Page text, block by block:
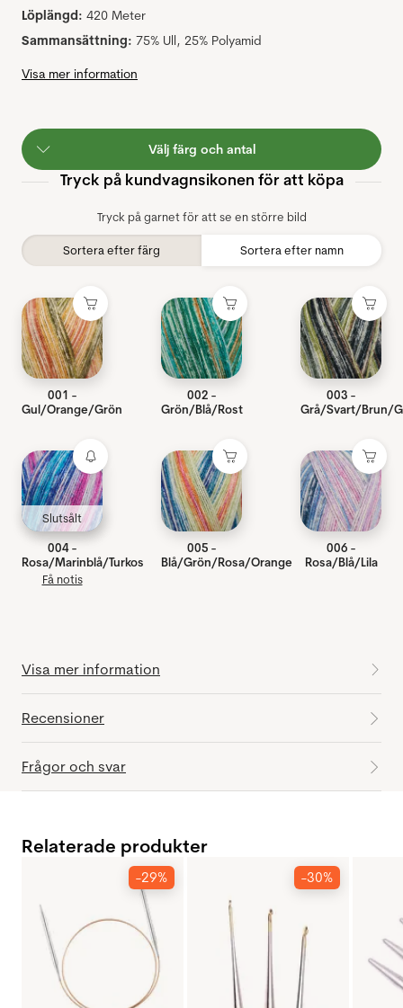
Löplängd: 420 Meter
Sammansättning: 75% Ull, 25% Polyamid
Visa mer information
Välj färg och antal
Tryck på kundvagnsikonen för att köpa
Tryck på garnet för att se en större bild
Sortera efter färg Sortera efter namn
001 -
Gul/Orange/Grön
002 -
Grön/Blå/Rost
003 -
Grå/Svart/Brun/
Slutsålt
004 -
Rosa/Marinblå/Turkos
Få notis
005 -
Blå/Grön/Rosa/Orange
006 -
Rosa/Blå/Lila
Visa mer information
Recensioner
Frågor och svar
Relaterade produkter
-29% -30%